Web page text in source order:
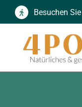
Zum
springen
Besuchen